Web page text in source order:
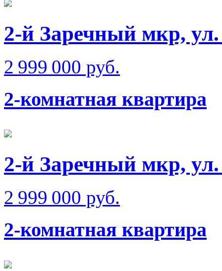
2-й Заречный мкр,
2 999 000 руб.
2-комнатная квартира
2-й Заречный мкр,
2 999 000 руб.
2-комнатная квартира